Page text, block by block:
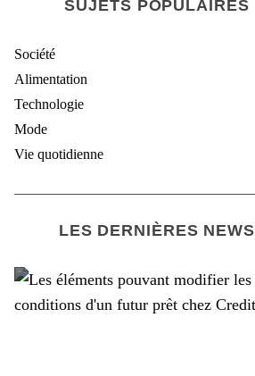
SUJETS POPULAIRES
Société
Alimentation
Technologie
Mode
Vie quotidienne
LES DERNIÈRES NEWS
Société